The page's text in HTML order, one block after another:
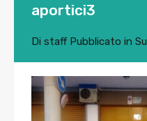
aportici3
Di staffPubblicato in Su